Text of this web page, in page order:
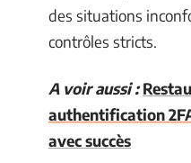
des situations
contrôles stricts.
A voir aussi :
authentification
avec succès